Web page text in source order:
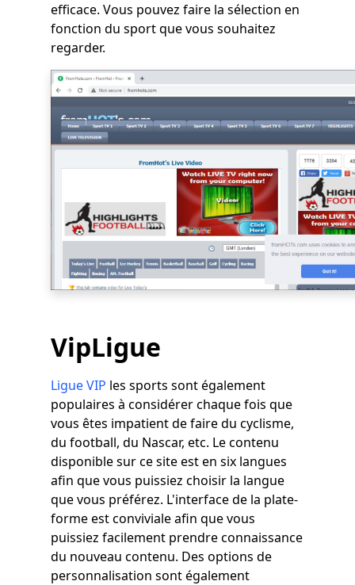
efficace. Vous pouvez faire la sélection en
fonction du sport que vous souhaitez
regarder.
VipLigue
Ligue VIP les sports sont également
populaires à considérer chaque fois que
vous êtes impatient de faire du cyclisme,
du football, du Nascar, etc. Le contenu
disponible sur ce site est en six langues
afin que vous puissiez choisir la langue
que vous préférez. L'interface de la plate-
forme est conviviale afin que vous
puissiez facilement prendre connaissance
du nouveau contenu. Des options de
personnalisation sont également